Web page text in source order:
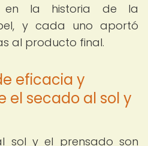
en la historia de la
y cada uno aportó
al producto final.
eficacia y
el secado al sol y
sol y el prensado son